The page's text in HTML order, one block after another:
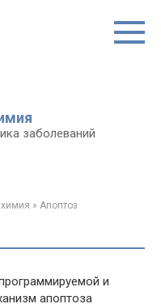
заболеваний
» Апоптоз
и
апоптоза